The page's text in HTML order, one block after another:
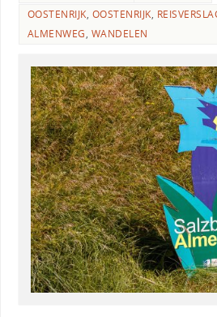
OOSTENRIJK, OOSTENRIJK,
ALMENWEG, WANDELEN